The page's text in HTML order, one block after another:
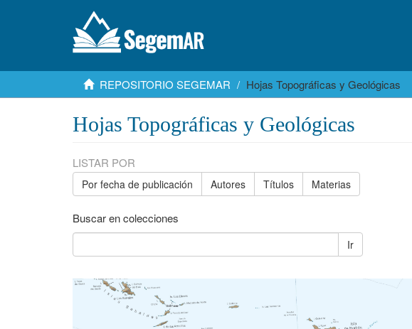
REPOSITORIO SEGEMAR Hojas Topográficas y Geológicas
Hojas Topográficas y Geológicas
LISTAR POR
Por fecha de publicación Autores Títulos Materias
Buscar en colecciones
Ir